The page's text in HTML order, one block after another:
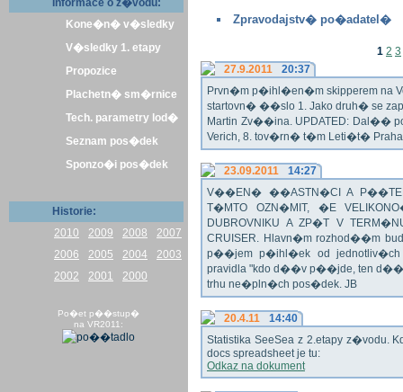
Informace o z�vodu:
Kone�n� v�sledky
V�sledky 1. etapy
Propozice
Plachetn� sm�rnice
Tech. parametry lod�
Seznam pos�dek
Sponzo�i pos�dek
Historie:
2010
2009 2008
2007
2006
2005 2004
2003
2002
2001 2000
Po�et p��stup�
na VR2011:
Zpravodajstv� po�adatel�
1 2 3
27.9.2011
20:37
Prvn�m p�ihl�en�m skipperem na
startovn� ��slo 1. Jako druh� se
Martin Zv��ina. UPDATED: Dal��
Verich, 8. tov�rn� t�m Leti�t� Praha
23.09.2011
14:27
V��EN� ��ASTN�CI A
T�MTO OZN�MIT, �E
DUBROVNIKU A ZP�T V
CRUISER. Hlavn�m rozhod��m
p��jem p�ihl�ek od
pravidla "kdo d��v p��jde, ten
trhu ne�pln�ch pos�dek. JB
20.4.11
14:40
Statistika SeeSea z 2.etapy z�vodu.
docs spreadsheet je tu:
Odkaz na dokument